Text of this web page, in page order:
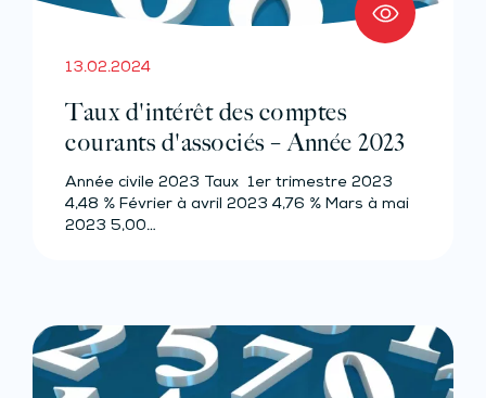
13.02.2024
Taux d'intérêt des comptes
courants d'associés – Année 2023
Année civile 2023 Taux 1er trimestre 2023
4,48 % Février à avril 2023 4,76 % Mars à mai
2023 5,00…